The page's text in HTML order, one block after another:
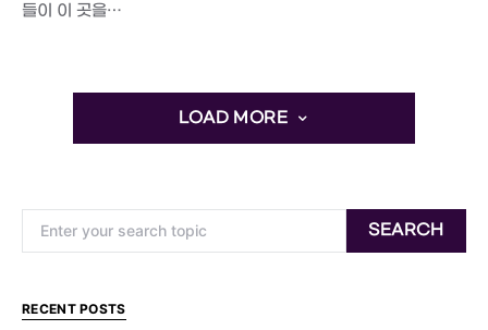
들이 이 곳을…
LOAD MORE
SEARCH
RECENT POSTS